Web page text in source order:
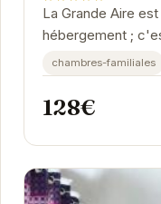
La Grande Aire
hébergement ;
chaque détail a
chambres-familiales
128€